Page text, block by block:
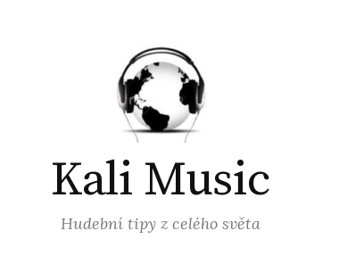
Kali Music
Hudební tipy z celého světa